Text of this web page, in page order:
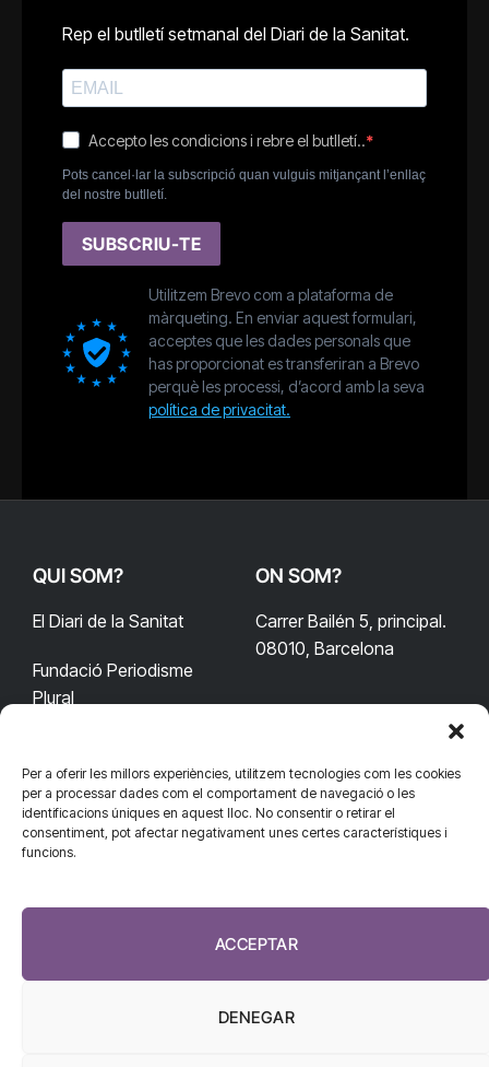
Per a oferir les millors experiències, utilitzem tecnologies com les cookies
per a processar dades com el comportament de navegació o les
identificacions úniques en aquest lloc. No consentir o retirar el
consentiment, pot afectar negativament unes certes característiques i
funcions.
ACCEPTAR
DENEGAR
Rep el butlletí setmanal del Diari de la Sanitat.
Accepto les condicions i rebre el butlletí..
Pots cancel·lar la subscripció quan vulguis mitjançant l’enllaç
del nostre butlletí.
SUBSCRIU-TE
Utilitzem Brevo com a plataforma de
màrqueting. En enviar aquest formulari,
acceptes que les dades personals que
has proporcionat es transferiran a Brevo
perquè les processi, d’acord amb la seva
política de privacitat.
QUI SOM?
El Diari de la Sanitat
Fundació Periodisme
Plural
ON SOM?
Carrer Bailén 5, principal.
08010, Barcelona
CONTACTA'NS
redaccio@diarisanitat.cat
932 311 247
CONNECTA